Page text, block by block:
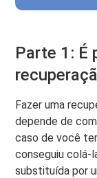
Parte 1: É
Fazer uma
depende de
caso de você
conseguiu colá-
substituída por